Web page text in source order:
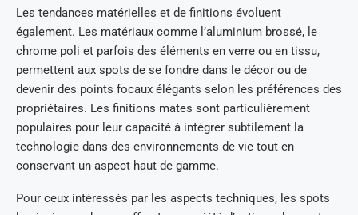
Les tendances matérielles et de finitions évoluent
également. Les matériaux comme l’aluminium brossé, le
chrome poli et parfois des éléments en verre ou en tissu,
permettent aux spots de se fondre dans le décor ou de
devenir des points focaux élégants selon les préférences des
propriétaires. Les finitions mates sont particulièrement
populaires pour leur capacité à intégrer subtilement la
technologie dans des environnements de vie tout en
conservant un aspect haut de gamme.
Pour ceux intéressés par les aspects techniques, les spots